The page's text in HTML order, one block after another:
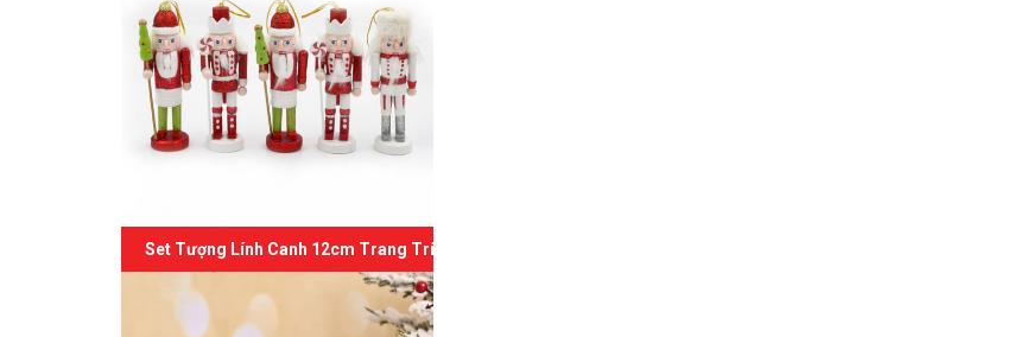
Set Tượng Lính Canh 12cm Trang Trí Giáng Sinh 06